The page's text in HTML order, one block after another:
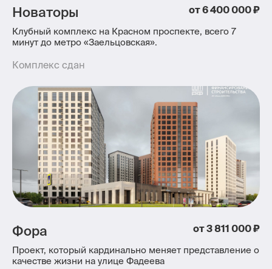
Новаторы от 6 400 000 ₽
Клубный комплекс на Красном проспекте, всего 7
минут до метро «Заельцовская».
Комплекс сдан
Фора от 3 811 000 ₽
Проект, который кардинально меняет представление о
качестве жизни на улице Фадеева